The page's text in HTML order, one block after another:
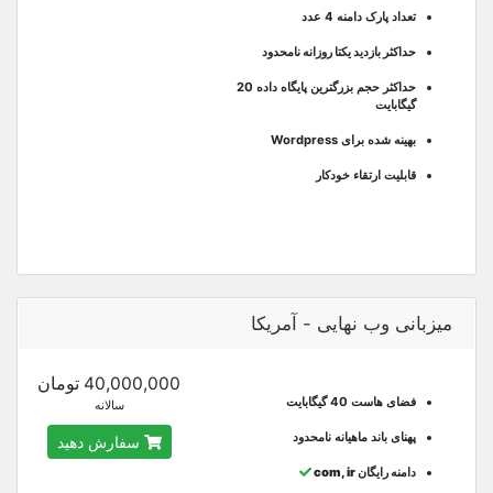
تعداد پارک دامنه 4 عدد
حداکثر بازدید یکتا روزانه نامحدود
حداکثر حجم بزرگترین پایگاه داده 20
گیگابایت
بهینه شده برای Wordpress
قابلیت ارتقاء خودکار
میزبانی وب نهایی - آمریکا
فضای هاست 40 گیگابایت
پهنای باند ماهیانه نامحدود
دامنه رایگان com, ir
40,000,000 تومان
سالانه
سفارش دهید